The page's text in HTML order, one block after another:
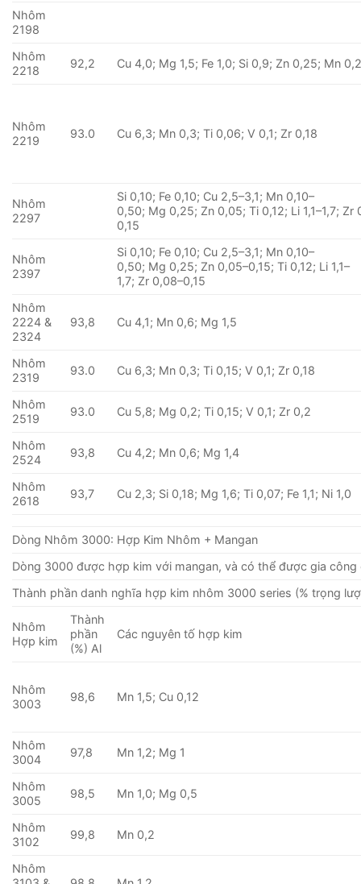
Nhôm
2198
Nhôm
2218
92,2 Cu 4,0; Mg 1,5; Fe 1,0; Si 0,9; Zn 0,25; Mn
Nhôm
2219
93.0 Cu 6,3; Mn 0,3; Ti 0,06; V 0,1; Zr 0,18
Nhôm
2297
Si 0,10; Fe 0,10; Cu 2,5–3,1; Mn 0,10–
0,50; Mg 0,25; Zn 0,05; Ti 0,12; Li 1,1–1,7; Zr
0,15
Nhôm
2397
Si 0,10; Fe 0,10; Cu 2,5–3,1; Mn 0,10–
0,50; Mg 0,25; Zn 0,05–0,15; Ti 0,12; Li 1,1–
1,7; Zr 0,08–0,15
Nhôm
2224 &
2324
93,8 Cu 4,1; Mn 0,6; Mg 1,5
Nhôm
2319
93.0 Cu 6,3; Mn 0,3; Ti 0,15; V 0,1; Zr 0,18
Nhôm
2519
93.0 Cu 5,8; Mg 0,2; Ti 0,15; V 0,1; Zr 0,2
Nhôm
2524
93,8 Cu 4,2; Mn 0,6; Mg 1,4
Nhôm
2618
93,7 Cu 2,3; Si 0,18; Mg 1,6; Ti 0,07; Fe 1,1; Ni 1,0
Dòng Nhôm 3000: Hợp Kim Nhôm + Mangan
Dòng 3000 được hợp kim với mangan, và có thể được gia công
Thành phần danh nghĩa hợp kim nhôm 3000 series (% trọng
Nhôm
Hợp kim
Thành
phần
(%) Al
Các nguyên tố hợp kim
Nhôm
3003
98,6 Mn 1,5; Cu 0,12
Nhôm
3004
97,8 Mn 1,2; Mg 1
Nhôm
3005
98,5 Mn 1,0; Mg 0,5
Nhôm
3102
99,8 Mn 0,2
Nhôm